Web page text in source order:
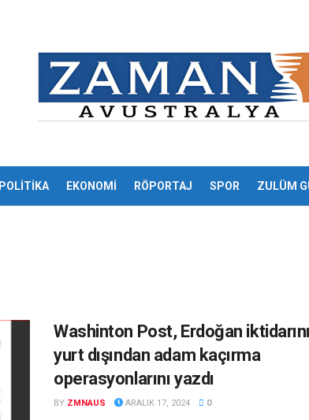
POLİTİKA EKONOMİ RÖPORTAJ SPOR ZULÜM
Washinton Post, Erdoğan
yurt dışından adam kaçırma
operasyonlarını yazdı
BY ZMNAUS ARALIK 17, 2024 0